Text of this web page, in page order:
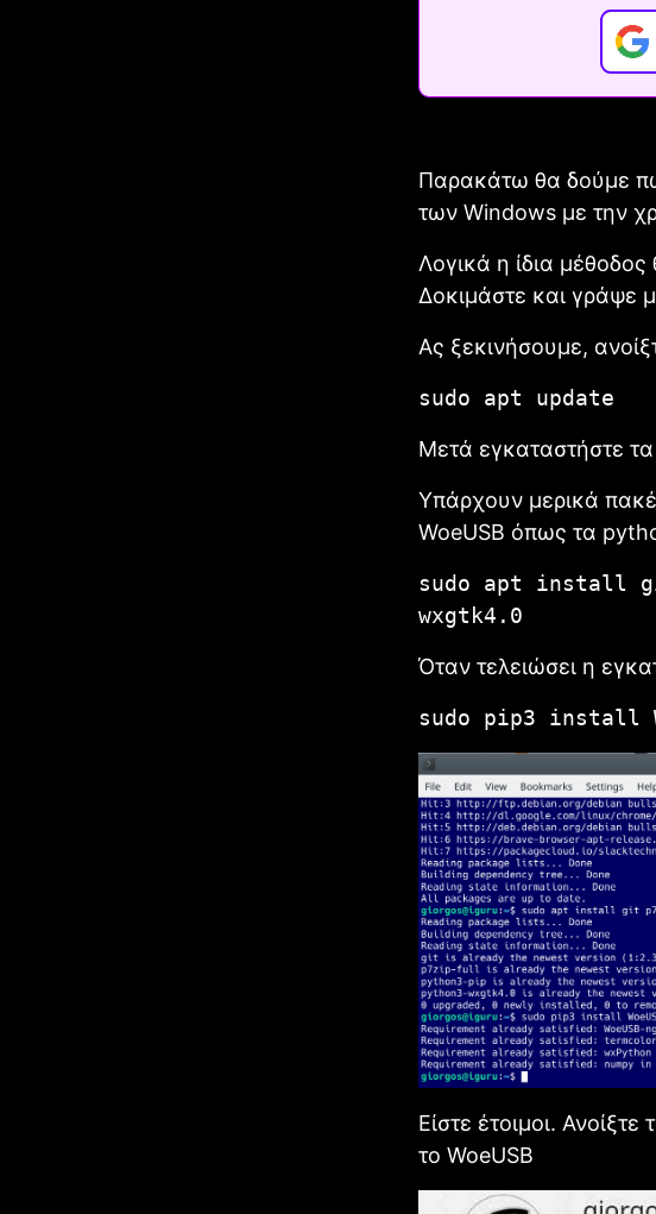
Παρακάτω θα δούμε
των Windows με την
Λογικά η ίδια
Δοκιμάστε και γράψε
Ας ξεκινήσουμε,
sudo apt update
Μετά εγκαταστήστε
Υπάρχουν μερικά
WoeUSB όπως τα
sudo apt install
wxgtk4.0
Όταν τελειώσει η
sudo pip3 install
Είστε έτοιμοι.
το WoeUSB